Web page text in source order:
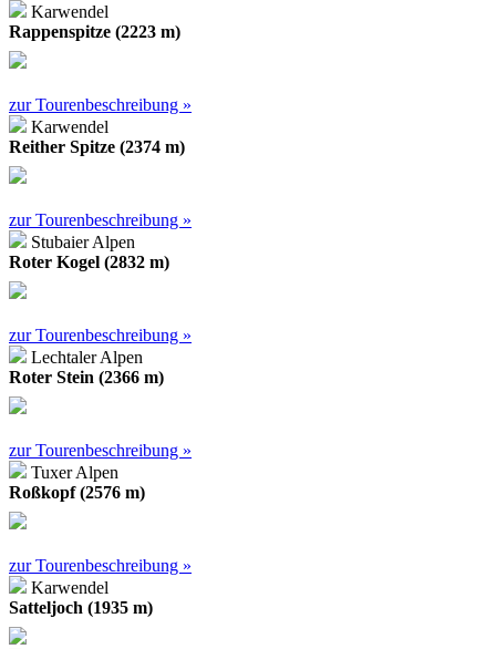
Karwendel
Rappenspitze (2223 m)
zur Tourenbeschreibung »
Karwendel
Reither Spitze (2374 m)
zur Tourenbeschreibung »
Stubaier Alpen
Roter Kogel (2832 m)
zur Tourenbeschreibung »
Lechtaler Alpen
Roter Stein (2366 m)
zur Tourenbeschreibung »
Tuxer Alpen
Roßkopf (2576 m)
zur Tourenbeschreibung »
Karwendel
Satteljoch (1935 m)